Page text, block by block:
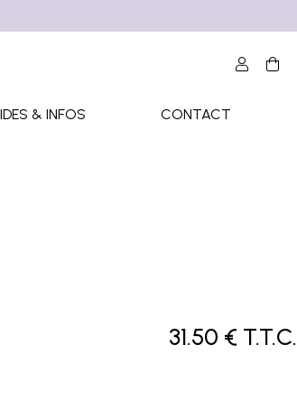
& INFOS CONTACT
31.50 € T.T.C.